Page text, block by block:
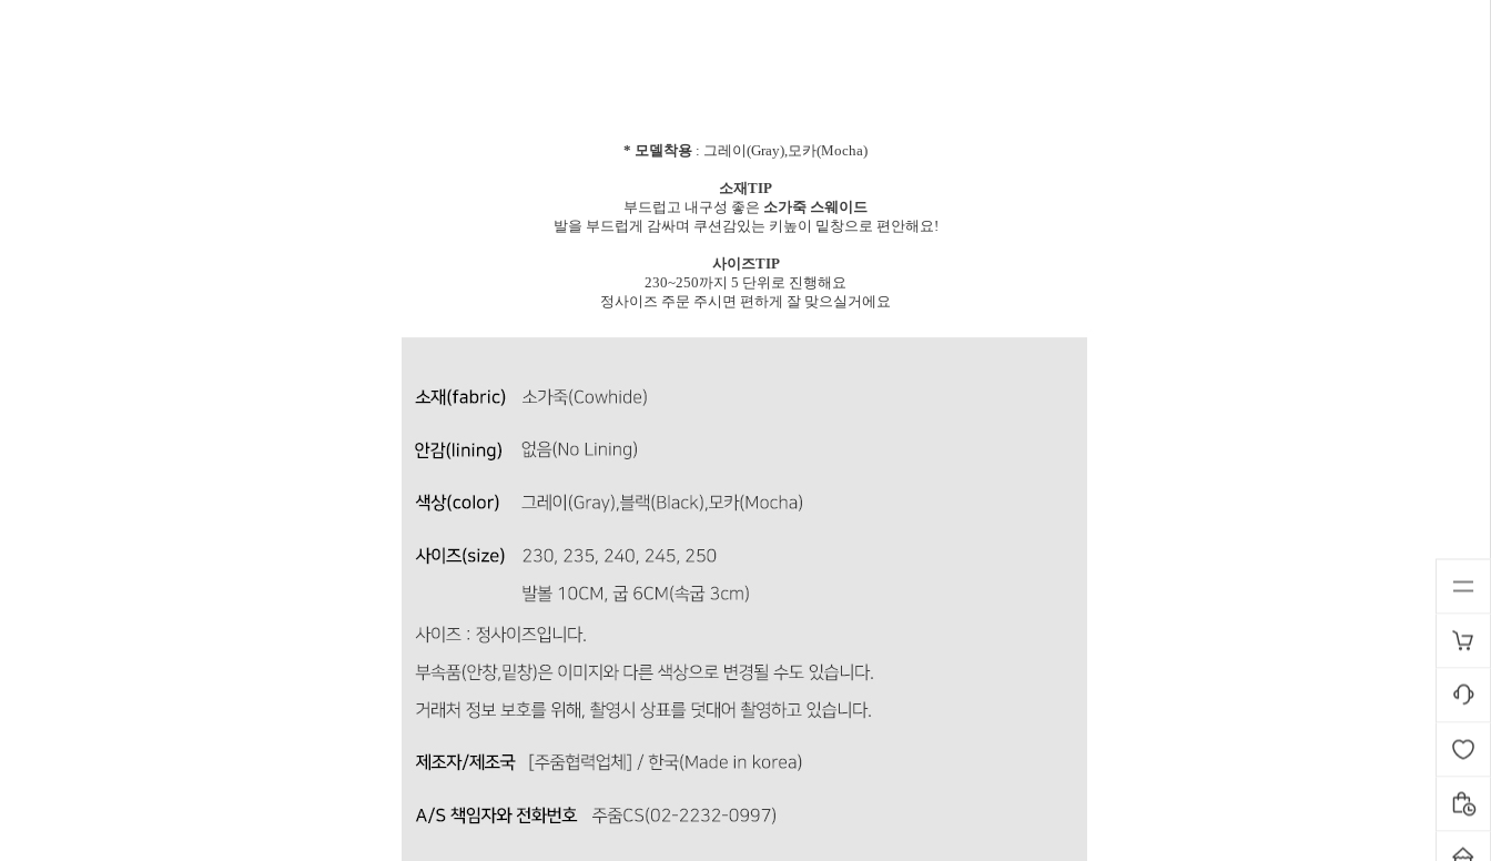
* 모델착용 : 그레이(Gray),모카(Mocha)
소재TIP
부드럽고 내구성 좋은 소가죽 스웨이드
발을 부드럽게 감싸며 쿠션감있는 키높이 밑창으로 편안해요!
사이즈TIP
230~250까지 5 단위로 진행해요
정사이즈 주문 주시면 편하게 잘 맞으실거에요